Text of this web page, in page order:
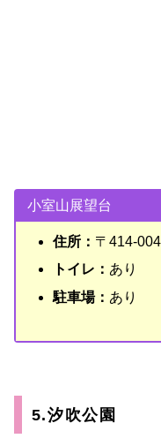
小室山展望台
住所： 〒414-
トイレ： あり
駐車場： あり
5.汐吹公園